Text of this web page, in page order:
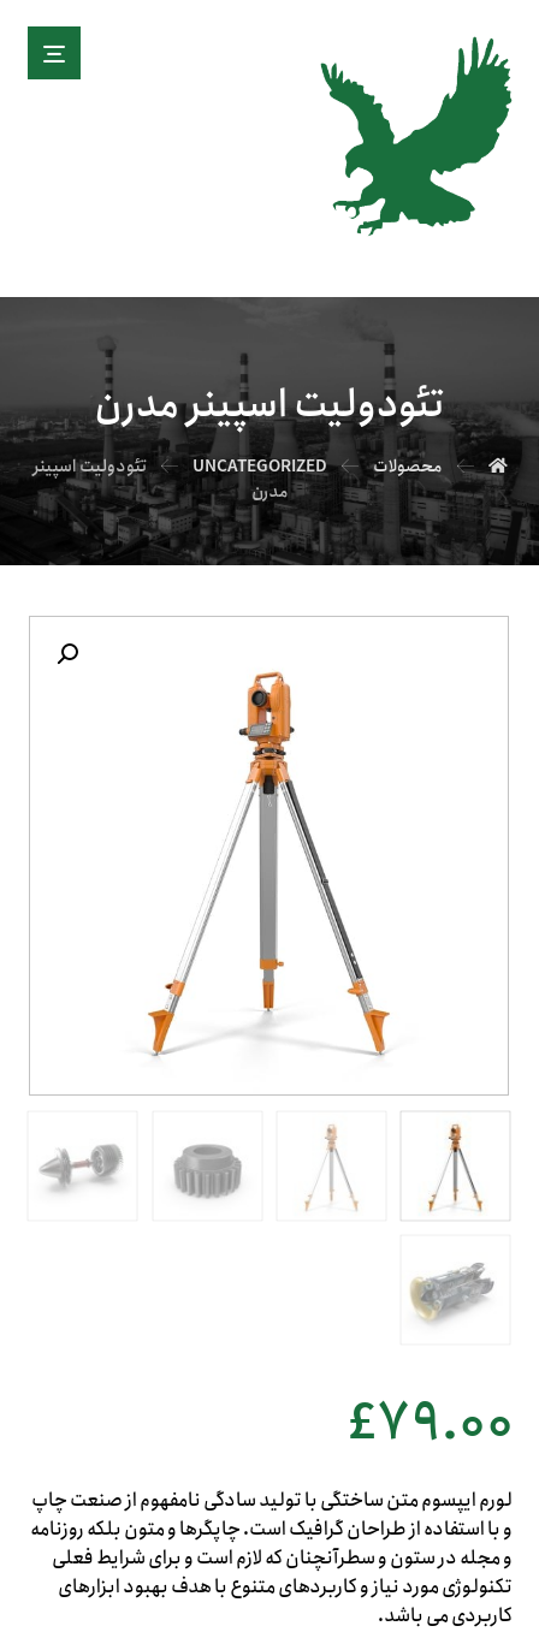
تئودولیت اسپینر مدرن
محصولات UNCATEGORIZED
تئودولیت اسپینر
مدرن
£۷۹.۰۰
لورم ایپسوم متن ساختگی با تولید سادگی نامفهوم از صنعت چاپ
و با استفاده از طراحان گرافیک است. چاپگرها و متون بلکه روزنامه
و مجله در ستون و سطرآنچنان که لازم است و برای شرایط فعلی
تکنولوژی مورد نیاز و کاربردهای متنوع با هدف بهبود ابزارهای
کاربردی می باشد.